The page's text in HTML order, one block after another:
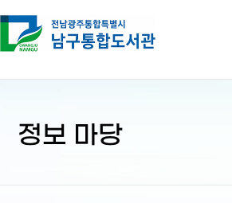
정보 마당